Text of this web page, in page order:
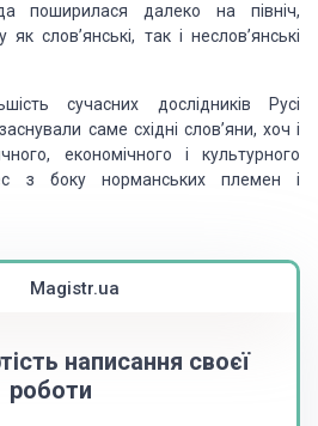
поширилася далеко на північ,
як слов’янські, так і неслов’янські
сучасних дослідників Русі
саме східні слов’яни, хоч і
економічного і культурного
з боку норманськихплемен і
Magistr.ua
написання своєї
роботи